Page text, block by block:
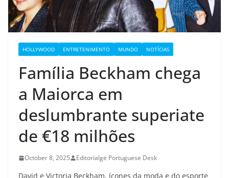
HOLLYWOOD ENTRETENIMENTO MUNDO NOTÍCIAS
Família Beckham chega
a Maiorca em
deslumbrante superiate
de €18 milhões
October 8, 2025 Editorialge Portuguese Desk
David e Victoria Beckham, ícones da moda e do esporte